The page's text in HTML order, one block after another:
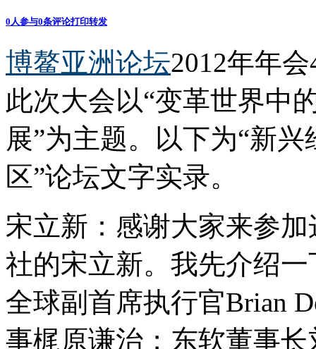
0 人参与0条评论打印转发
博鳌亚洲论坛2012年年
此次大会以“变革世界中
展”为主题。以下为“新
区”论坛文字实录。
宋立新：感谢大家来参
社的宋立新。我先介绍
全球副首席执行官Brian
事梶原谦治；东软董事